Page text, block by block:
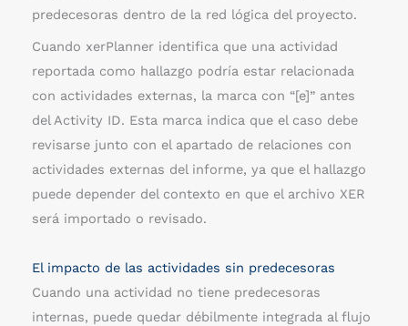
predecesoras dentro de la red lógica del proyecto.
Cuando xerPlanner identifica que una actividad
reportada como hallazgo podría estar relacionada
con actividades externas, la marca con “[e]” antes
del Activity ID. Esta marca indica que el caso debe
revisarse junto con el apartado de relaciones con
actividades externas del informe, ya que el hallazgo
puede depender del contexto en que el archivo XER
será importado o revisado.
El impacto de las actividades sin predecesoras
Cuando una actividad no tiene predecesoras
internas, puede quedar débilmente integrada al flujo